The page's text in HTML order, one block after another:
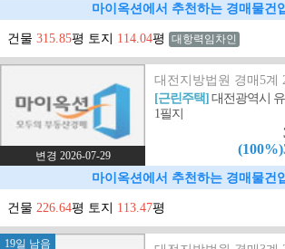
마이옥션에서 추천하는 경매물건
건물 315.85평 토지 114.04평 대항력임차인
변경 2026-07-29
대전지방법원 경매5계
[근린주택]대전광역시
1필지
마이옥션에서 추천하는 경매물건
건물 226.64평 토지 113.47평
19일 남음